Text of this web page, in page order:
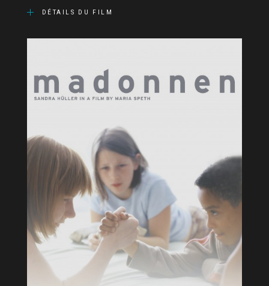
DÉTAILS DU FILM